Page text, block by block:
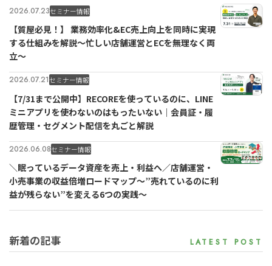
2026.07.23セミナー情報
【質屋必見！】 業務効率化&EC売上向上を同時に実現
する仕組みを解説〜忙しい店舗運営とECを無理なく両
立〜
2026.07.21セミナー情報
【7/31まで公開中】RECOREを使っているのに、LINE
ミニアプリを使わないのはもったいない｜会員証・履
歴管理・セグメント配信を丸ごと解説
2026.06.08セミナー情報
＼眠っているデータ資産を売上・利益へ／店舗運営・
小売事業の収益倍増ロードマップ～”売れているのに利
益が残らない”を変える6つの実践～
新着の記事